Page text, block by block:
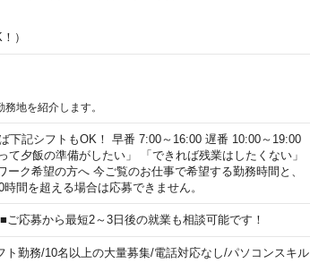
）
地を紹介します。
下記シフトもOK！ 早番 7:00～16:00 遅番 10:00～19:00
て夕飯の準備がしたい」 「できれば残業はしたくない」
ク希望の方へ 今ご覧のお仕事で希望する勤務時間と、
間を超える場合は応募できません。
応募から最短2～3日後の就業も相談可能です！
ト勤務/10名以上の大量募集/電話対応なし/パソコンスキル